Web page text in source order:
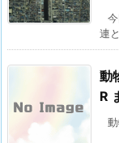
連
動
R